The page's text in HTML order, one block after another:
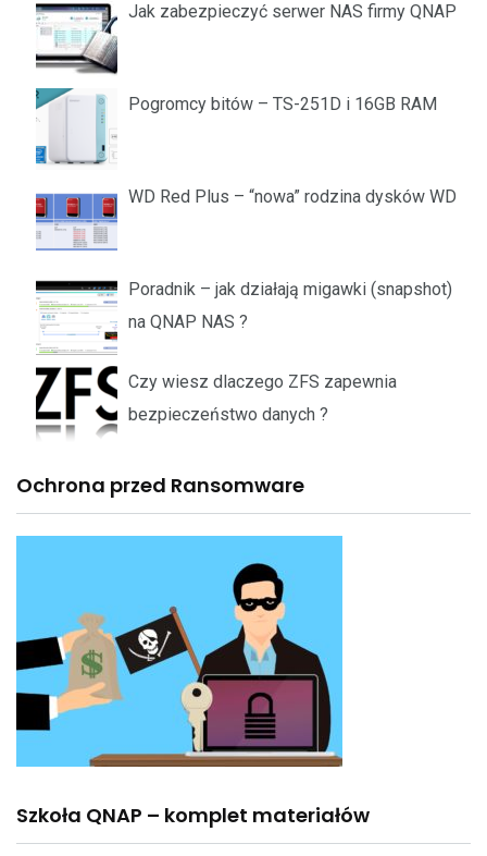
Jak zabezpieczyć serwer NAS firmy QNAP
Pogromcy bitów – TS-251D i 16GB RAM
WD Red Plus – “nowa” rodzina dysków WD
Poradnik – jak działają migawki (snapshot)
na QNAP NAS ?
Czy wiesz dlaczego ZFS zapewnia
bezpieczeństwo danych ?
Ochrona przed Ransomware
Szkoła QNAP – komplet materiałów